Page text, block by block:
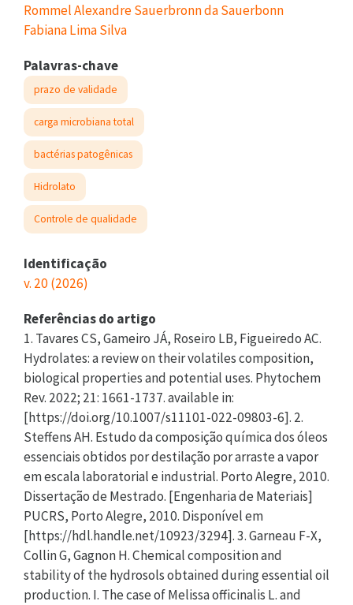
Rommel Alexandre Sauerbronn da Sauerbonn
Fabiana Lima Silva
Palavras-chave
prazo de validade
carga microbiana total
bactérias patogênicas
Hidrolato
Controle de qualidade
Identificação
v. 20 (2026)
Referências do artigo
1. Tavares CS, Gameiro JÁ, Roseiro LB, Figueiredo AC.
Hydrolates: a review on their volatiles composition,
biological properties and potential uses. Phytochem
Rev. 2022; 21: 1661-1737. available in:
[https://doi.org/10.1007/s11101-022-09803-6]. 2.
Steffens AH. Estudo da composição química dos óleos
essenciais obtidos por destilação por arraste a vapor
em escala laboratorial e industrial. Porto Alegre, 2010.
Dissertação de Mestrado. [Engenharia de Materiais]
PUCRS, Porto Alegre, 2010. Disponível em
[https://hdl.handle.net/10923/3294]. 3. Garneau F-X,
Collin G, Gagnon H. Chemical composition and
stability of the hydrosols obtained during essential oil
production. I. The case of Melissa officinalis L. and